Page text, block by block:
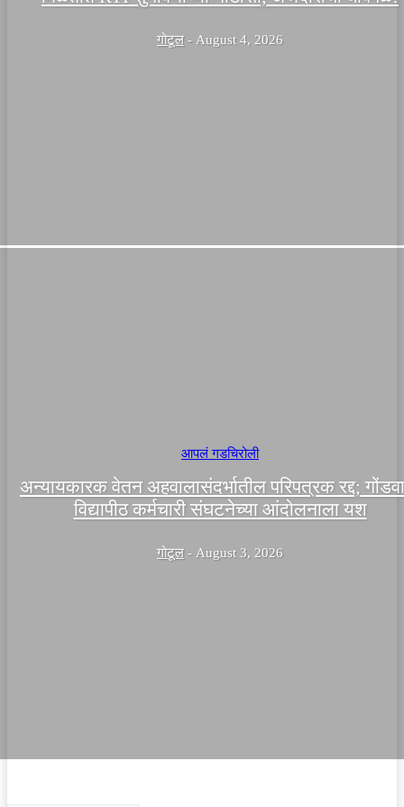
गोटूल - August 4, 2026
आपलं गडचिरोली
अन्यायकारक वेतन अहवालासंदर्भातील परिपत्रक रद्द;
विद्यापीठ कर्मचारी संघटनेच्या आंदोलनाला यश
गोटूल - August 3, 2026